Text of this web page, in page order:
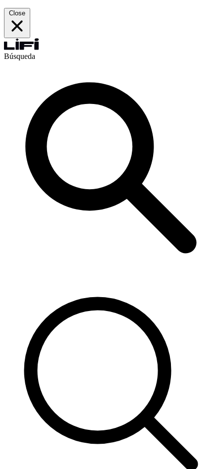
Close
Búsqueda